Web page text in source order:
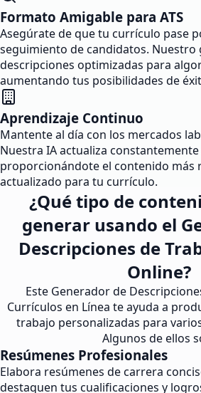
Formato Amigable para ATS
Asegúrate de que tu currículo pase
seguimiento de candidatos. Nuestro
descripciones optimizadas para
aumentando tus posibilidades de
Aprendizaje Continuo
Mantente al día con los mercados
Nuestra IA actualiza
proporcionándote el contenido más
actualizado para tu currículo.
¿Qué tipo de
generar usando el
Descripciones de
Online?
Este Generador de
Currículos en Línea te ayuda a
trabajo personalizadas para
Algunos de ellos
Resúmenes Profesionales
Elabora resúmenes de carrera
destaquen tus cualificaciones y